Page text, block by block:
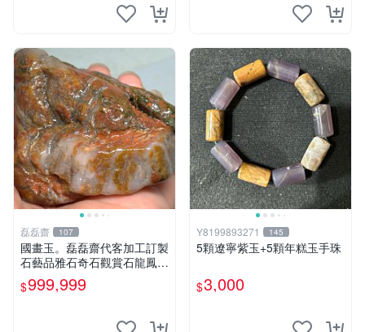
磊磊齋 107
國畫玉。磊磊齋代客加工訂製
石藝品雅石奇石觀賞石龍鳳紋
虎皮碧玉石雕茶盤石雕龜甲石
雕賭石台灣招財臺灣藍寶石花
卵碧玉秀姑玉鳳梨芋仔玉總統
$999,999
Y8199893271 145
5顆遼寧紫玉+5顆年糕玉手珠
$3,000